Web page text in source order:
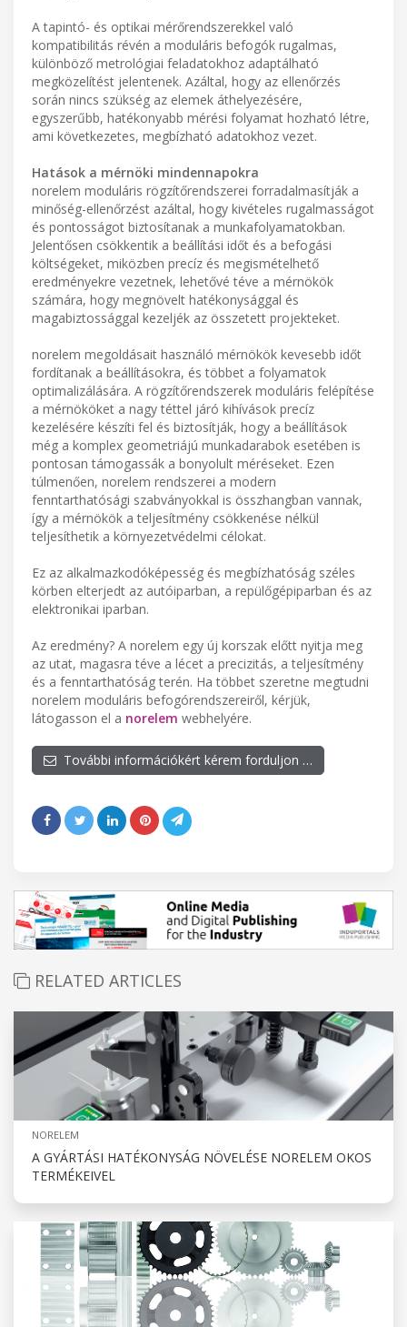
A tapintó- és optikai mérőrendszerekkel való
kompatibilitás révén a moduláris befogók rugalmas,
különböző metrológiai feladatokhoz adaptálható
megközelítést jelentenek. Azáltal, hogy az ellenőrzés
során nincs szükség az elemek áthelyezésére,
egyszerűbb, hatékonyabb mérési folyamat hozható létre,
ami következetes, megbízható adatokhoz vezet.
Hatások a mérnöki mindennapokra
norelem moduláris rögzítőrendszerei forradalmasítják a
minőség-ellenőrzést azáltal, hogy kivételes rugalmasságot
és pontosságot biztosítanak a munkafolyamatokban.
Jelentősen csökkentik a beállítási időt és a befogási
költségeket, miközben precíz és megismételhető
eredményekre vezetnek, lehetővé téve a mérnökök
számára, hogy megnövelt hatékonysággal és
magabiztossággal kezeljék az összetett projekteket.
norelem megoldásait használó mérnökök kevesebb időt
fordítanak a beállításokra, és többet a folyamatok
optimalizálására. A rögzítőrendszerek moduláris felépítése
a mérnököket a nagy téttel járó kihívások precíz
kezelésére készíti fel és biztosítják, hogy a beállítások
még a komplex geometriájú munkadarabok esetében is
pontosan támogassák a bonyolult méréseket. Ezen
túlmenően, norelem rendszerei a modern
fenntarthatósági szabványokkal is összhangban vannak,
így a mérnökök a teljesítmény csökkenése nélkül
teljesíthetik a környezetvédelmi célokat.
Ez az alkalmazkodóképesség és megbízhatóság széles
körben elterjedt az autóiparban, a repülőgépiparban és az
elektronikai iparban.
Az eredmény? A norelem egy új korszak előtt nyitja meg
az utat, magasra téve a lécet a precizitás, a teljesítmény
és a fenntarthatóság terén. Ha többet szeretne megtudni
norelem moduláris befogórendszereiről, kérjük,
látogasson el a norelem webhelyére.
További információkért kérem forduljon …
RELATED ARTICLES
NORELEM
A GYÁRTÁSI HATÉKONYSÁG NÖVELÉSE NORELEM OKOS
TERMÉKEIVEL